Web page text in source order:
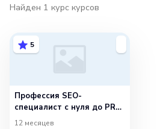
Найден 1 курс курсов
5
Профессия SEO-
специалист c нуля до PRO
+ ИИ
12 месяцев